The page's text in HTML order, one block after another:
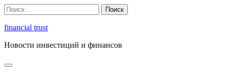
Перейти
к
содержимому
Найти:
financial trust
Новости инвестиций и финансов